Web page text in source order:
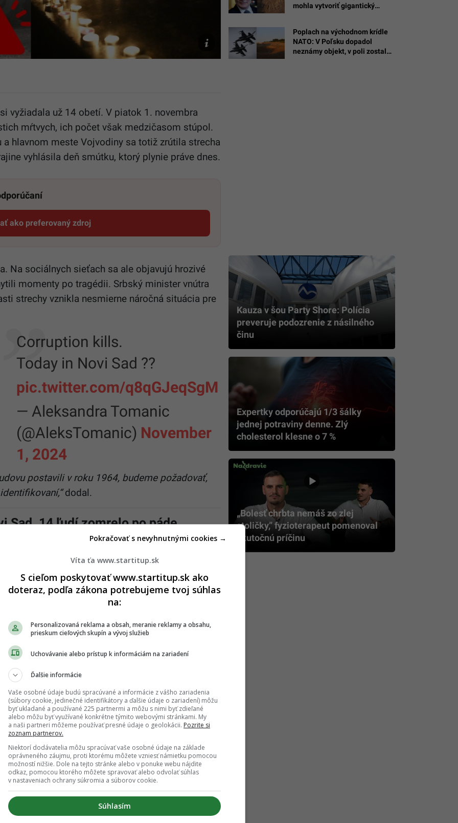
Vojinovic
vyžiadala už 14 obetí. V piatok 1. novembra
mŕtvych, ich počet však medzičasom stúpol.
hlavnom meste Vojvodiny sa totiž zrútila strecha
vyhlásila deň smútku, ktorý plynie práve dnes.
ako preferovaný zdroj
Startitup, odkaz sa otvorí v novom okne
Na sociálnych sieťach sa ale objavujú hrozivé
momenty po tragédii. Srbský minister vnútra
strechy vznikla nesmierne náročná situácia pre
Corruption kills.
Today in Novi Sad ??
pic.twitter.com/q8qGJeqSgM
— Aleksandra Tomanic
(@AleksTomanic) November
1, 2024
postavili v roku 1964, budeme požadovať,
dodal.
Sad. 14 ľudí zomrelo po páde
GALÉRIA
+ 6
zložiek. Novi Sad je hlavným
Ide o územie na severe krajiny, kde žije
ide o tretiu najpočetnejšiu národnosť. Zachováva
Yesterday around noon
canopy at the train station in
my hometown Novi Sad
mohla vytvoriť gigantický
Poplach na východnom krídle
NATO: V Poľsku dopadol
neznámy objekt, v poli zostal
Kauza v šou Party Shore: Polícia
preveruje podozrenie z násilného
činu
Expertky odporúčajú 1/3 šálky
jednej potraviny denne. Zlý
cholesterol klesne o 7 %
„Bolesť chrbta nemáš zo zlej
stoličky,” fyzioterapeut pomenoval
skutočnú príčinu
Víta ťa www.startitup.sk
S cieľom poskytovať www.startitup.sk ako
doteraz, podľa zákona potrebujeme tvoj súhlas
na:
Personalizovaná reklama a obsah, meranie reklamy a obsahu,
prieskum cieľových skupín a vývoj služieb
Uchovávanie alebo prístup k informáciám na zariadení
Ďalšie informácie
Vaše osobné údaje budú spracúvané a informácie z vášho zariadenia
(súbory cookie, jedinečné identifikátory a ďalšie údaje o zariadení) môžu
byť ukladané a používané 225 partnermi a môžu s nimi byť zdieľané
alebo môžu byť využívané konkrétne týmito webovými stránkami. My
a naši partneri môžeme používať presné údaje o geolokácii. Pozrite si
zoznam partnerov.
Niektorí dodávatelia môžu spracúvať vaše osobné údaje na základe
oprávneného záujmu, proti ktorému môžete vzniesť námietku pomocou
možností nižšie. Dole na tejto stránke alebo v ponuke webu nájdite
odkaz, pomocou ktorého môžete spravovať alebo odvolať súhlas
v nastaveniach ochrany súkromia a súborov cookie.
Súhlasím
Pokračovať s nevyhnutnými cookies →